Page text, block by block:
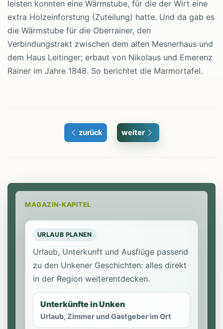
leisten konnten eine Wärmstube, für die der Wirt eine
extra Holzeinforstung (Zuteilung) hatte. Und da gab es
die Wärmstube für die Oberrainer, den
Verbindungstrakt zwischen dem alten Mesnerhaus und
dem Haus Leitinger; erbaut von Nikolaus und Emerenz
Rainer im Jahre 1848. So berichtet die Marmortafel.
zurück weiter
MAGAZIN-KAPITEL
URLAUB PLANEN
Urlaub, Unterkunft und Ausflüge passend
zu den Unkener Geschichten: alles direkt
in der Region weiterentdecken.
Unterkünfte in Unken
Urlaub, Zimmer und Gastgeber im Ort